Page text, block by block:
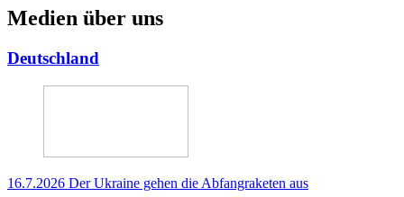
Medien über uns
Deutschland
16.7.2026 Der Ukraine gehen die Abfangraketen aus